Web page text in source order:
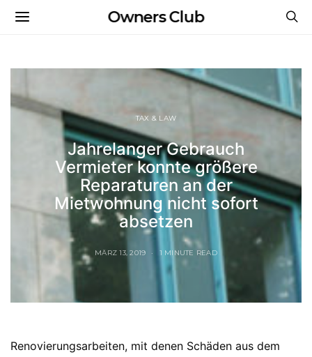
Owners Club
TAX & LAW
Jahrelanger Gebrauch
Vermieter konnte größere
Reparaturen an der
Mietwohnung nicht sofort
absetzen
MÄRZ 13, 2019 1 MINUTE READ
Renovierungsarbeiten, mit denen Schäden aus dem